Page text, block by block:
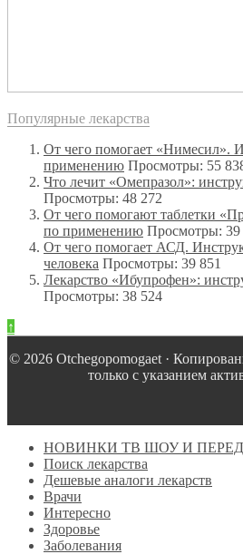
Популярные лекарства
От чего помогает «Нимесил».
применению Просмотры: 55
Что лечит «Омепразол»:
Просмотры: 48 272
От чего помогают таблетки
по применению Просмотры: 39
От чего помогает АСД.
человека Просмотры: 39 851
Лекарство «Ибупрофен»:
Просмотры: 38 524
↑
© 2026 Оtchegopomogaet ·
только с указанием
НОВИНКИ ТВ ШОУ И
Поиск лекарства
Дешевые аналоги лекарств
Врачи
Интересно
Здоровье
Заболевания